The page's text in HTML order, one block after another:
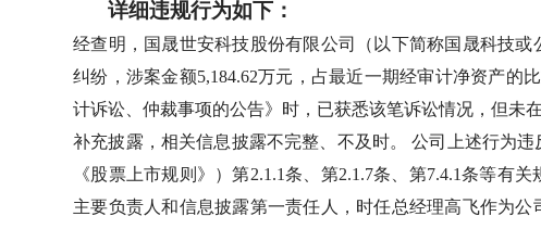
详细违规行为如下：
经查明，国晟世安科技股份有限公司（以下简称国晟科技
纠纷，涉案金额5,184.62万元，占最近一期经审计净资产的
计诉讼、仲裁事项的公告》时，已获悉该笔诉讼情况，但未
补充披露，相关信息披露不完整、不及时。 公司上述行为
《股票上市规则》）第2.1.1条、第2.1.7条、第7.4.1条等有
主要负责人和信息披露第一责任人，时任总经理高飞作为